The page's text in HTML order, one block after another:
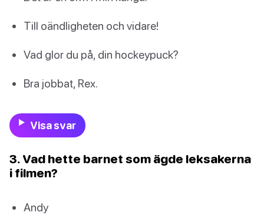
Till oändligheten och vidare!
Vad glor du på, din hockeypuck?
Bra jobbat, Rex.
Visa svar
3. Vad hette barnet som ägde leksakerna
i filmen?
Andy